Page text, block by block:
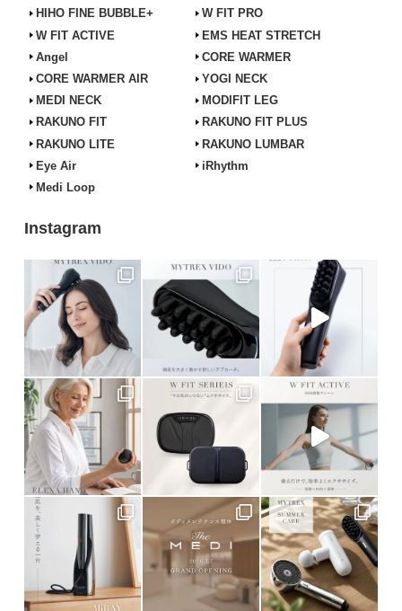
HIHO FINE BUBBLE+
W FIT PRO
W FIT ACTIVE
EMS HEAT STRETCH
Angel
CORE WARMER
CORE WARMER AIR
YOGI NECK
MEDI NECK
MODIFIT LEG
RAKUNO FIT
RAKUNO FIT PLUS
RAKUNO LITE
RAKUNO LUMBAR
Eye Air
iRhythm
Medi Loop
Instagram